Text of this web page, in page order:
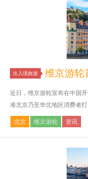
出入境旅游 维京游轮
近日，维京游轮宣布在中国
准北京乃至华北地区消费者
北京 维京游轮 资讯